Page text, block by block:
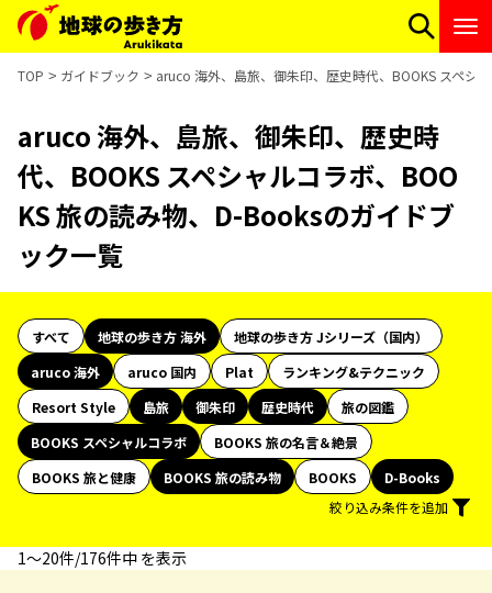
TOP ガイドブック aruco 海外、島旅、御朱印、歴史時代、BOOKS スペシ
aruco 海外、島旅、御朱印、歴史時
代、BOOKS スペシャルコラボ、BOO
KS 旅の読み物、D-Booksのガイドブ
ック一覧
すべて 地球の歩き方 海外
地球の歩き方 Jシリーズ（国内）
aruco 海外
aruco 国内 Plat
ランキング&テクニック
Resort Style
島旅 御朱印 歴史時代
旅の図鑑
BOOKS スペシャルコラボ
BOOKS 旅の名言＆絶景
BOOKS 旅と健康
BOOKS 旅の読み物 BOOKS
D-Books
絞り込み条件を追加
1〜20件/176件中 を表示